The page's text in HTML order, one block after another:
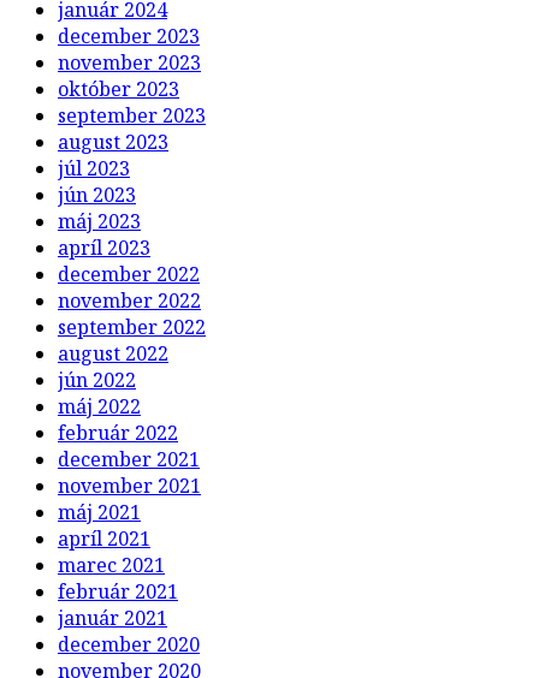
január 2024
december 2023
november 2023
október 2023
september 2023
august 2023
júl 2023
jún 2023
máj 2023
apríl 2023
december 2022
november 2022
september 2022
august 2022
jún 2022
máj 2022
február 2022
december 2021
november 2021
máj 2021
apríl 2021
marec 2021
február 2021
január 2021
december 2020
november 2020